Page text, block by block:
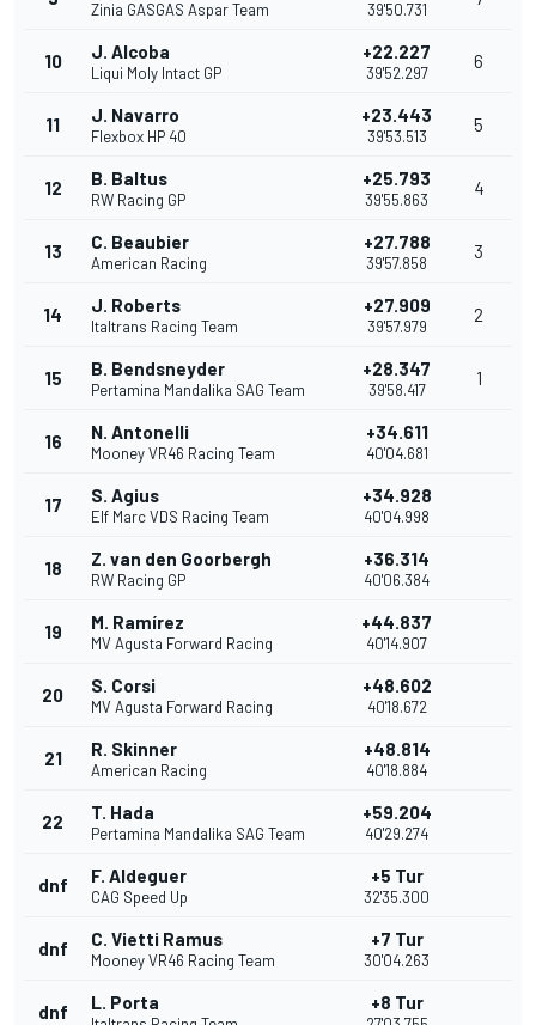
Zinia GASGAS Aspar Team 39'50.731
10 J. Alcoba
Liqui Moly Intact GP
+22.227
39'52.297
6
11 J. Navarro
Flexbox HP 40
+23.443
39'53.513
5
12 B. Baltus
RW Racing GP
+25.793
39'55.863
4
13 C. Beaubier
American Racing
+27.788
39'57.858
3
14 J. Roberts
Italtrans Racing Team
+27.909
39'57.979
2
15 B. Bendsneyder
Pertamina Mandalika SAG Team
+28.347
39'58.417
1
16 N. Antonelli
Mooney VR46 Racing Team
+34.611
40'04.681
17 S. Agius
Elf Marc VDS Racing Team
+34.928
40'04.998
18 Z. van den Goorbergh
RW Racing GP
+36.314
40'06.384
19 M. Ramírez
MV Agusta Forward Racing
+44.837
40'14.907
20 S. Corsi
MV Agusta Forward Racing
+48.602
40'18.672
21 R. Skinner
American Racing
+48.814
40'18.884
22 T. Hada
Pertamina Mandalika SAG Team
+59.204
40'29.274
dnf F. Aldeguer
CAG Speed Up
+5 Tur
32'35.300
dnf C. Vietti Ramus
Mooney VR46 Racing Team
+7 Tur
30'04.263
dnf L. Porta +8 Tur